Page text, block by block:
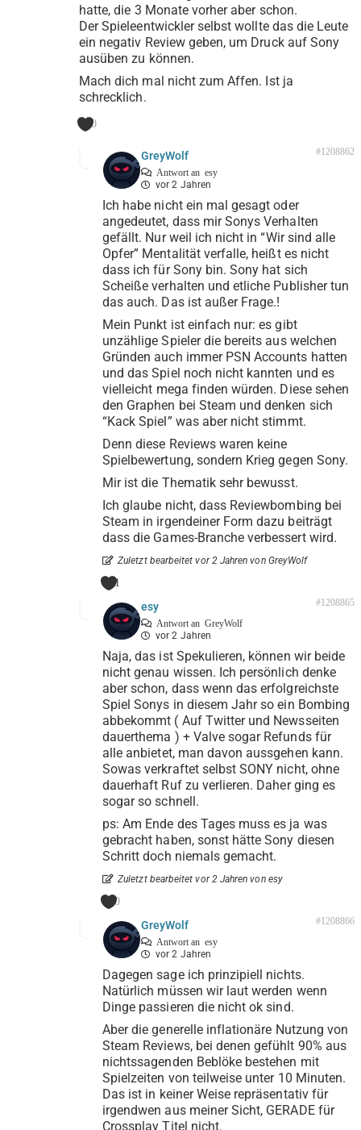
hatte, die 3 Monate vorher aber schon.
Der Spieleentwickler selbst wollte das die Leute
ein negativ Review geben, um Druck auf Sony
ausüben zu können.
Mach dich mal nicht zum Affen. Ist ja
schrecklich.
0
GreyWolf
Antwort an esy
vor 2 Jahren
#1208862
Ich habe nicht ein mal gesagt oder
angedeutet, dass mir Sonys Verhalten
gefällt. Nur weil ich nicht in “Wir sind alle
Opfer” Mentalität verfalle, heißt es nicht
dass ich für Sony bin. Sony hat sich
Scheiße verhalten und etliche Publisher tun
das auch. Das ist außer Frage.!
Mein Punkt ist einfach nur: es gibt
unzählige Spieler die bereits aus welchen
Gründen auch immer PSN Accounts hatten
und das Spiel noch nicht kannten und es
vielleicht mega finden würden. Diese sehen
den Graphen bei Steam und denken sich
“Kack Spiel” was aber nicht stimmt.
Denn diese Reviews waren keine
Spielbewertung, sondern Krieg gegen Sony.
Mir ist die Thematik sehr bewusst.
Ich glaube nicht, dass Reviewbombing bei
Steam in irgendeiner Form dazu beiträgt
dass die Games-Branche verbessert wird.
Zuletzt bearbeitet vor 2 Jahren von GreyWolf
1
esy
Antwort an GreyWolf
vor 2 Jahren
#1208865
Naja, das ist Spekulieren, können wir beide
nicht genau wissen. Ich persönlich denke
aber schon, dass wenn das erfolgreichste
Spiel Sonys in diesem Jahr so ein Bombing
abbekommt ( Auf Twitter und Newsseiten
dauerthema ) + Valve sogar Refunds für
alle anbietet, man davon aussgehen kann.
Sowas verkraftet selbst SONY nicht, ohne
dauerhaft Ruf zu verlieren. Daher ging es
sogar so schnell.
ps: Am Ende des Tages muss es ja was
gebracht haben, sonst hätte Sony diesen
Schritt doch niemals gemacht.
Zuletzt bearbeitet vor 2 Jahren von esy
0
GreyWolf
Antwort an esy
vor 2 Jahren
#1208866
Dagegen sage ich prinzipiell nichts.
Natürlich müssen wir laut werden wenn
Dinge passieren die nicht ok sind.
Aber die generelle inflationäre Nutzung von
Steam Reviews, bei denen gefühlt 90% aus
nichtssagenden Beblöke bestehen mit
Spielzeiten von teilweise unter 10 Minuten.
Das ist in keiner Weise repräsentativ für
irgendwen aus meiner Sicht, GERADE für
Crossplay Titel nicht.